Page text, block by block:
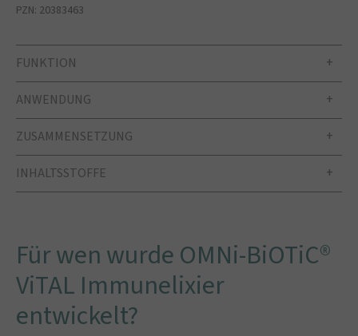
PZN: 20383463
FUNKTION
ANWENDUNG
ZUSAMMENSETZUNG
INHALTSSTOFFE
Für wen wurde OMNi-BiOTiC®
ViTAL Immunelixier
entwickelt?